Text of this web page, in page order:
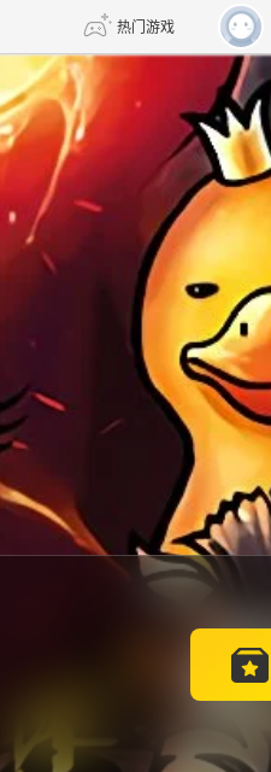
热门游戏
DNF
剑网3旗舰版 新天龙八部
新仙侠5